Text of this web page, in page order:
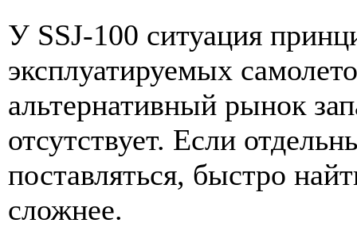
У SSJ-100 ситуация
эксплуатируемых
альтернативный рынок
отсутствует. Если
поставляться, быстро
сложнее.